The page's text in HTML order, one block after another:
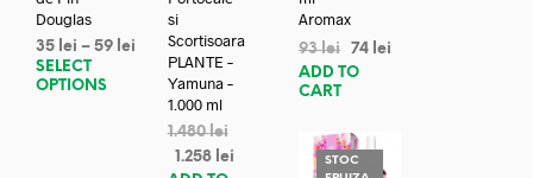
Douglas
35 lei – 59 lei
SELECT
OPTIONS
si
Scortisoara
PLANTE –
Yamuna –
1.000 ml
1.480lei
1.258 lei
Aromax
93lei 74 lei
ADD TO
CART
STOC